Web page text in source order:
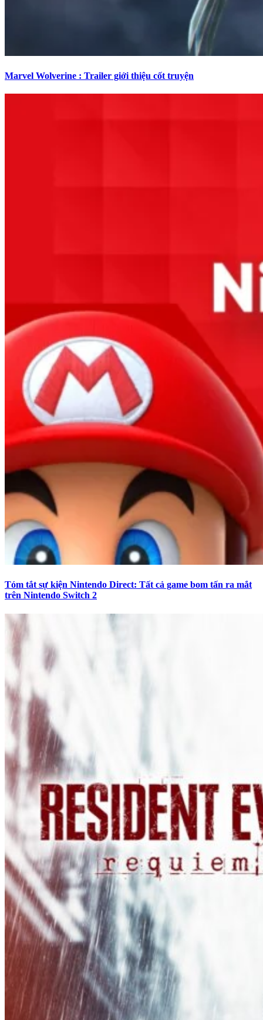
Marvel Wolverine : Trailer giới thiệu cốt truyện
Tóm tắt sự kiện Nintendo Direct: Tất cả game bom tấn ra mắt
trên Nintendo Switch 2